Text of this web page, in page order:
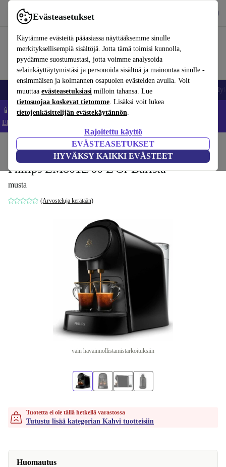
Evästeasetukset
Käytämme evästeitä pääasiassa näyttääksemme sinulle
merkityksellisempiä sisältöjä. Jotta tämä toimisi kunnolla,
pyydämme suostumustasi, jotta voimme analysoida
selainkäyttäytymistäsi ja personoida sisältöä ja mainontaa sinulle -
ensimmäisen ja kolmannen osapuolen evästeiden avulla. Voit
muuttaa evästeasetuksiasi milloin tahansa. Lue
tietosuojaa koskevat tietomme. Lisäksi voit lukea
tietojenkäsittelijän evästekäytännön.
Rajoitettu käyttö
EVÄSTEASETUKSET
HYVÄKSY KAIKKI EVÄSTEET
Käytä refurbed-palvelua nopeasti ja helposti
Matkapuhelimet ja älypuhelimet Kannettavat tietokoneet
📱 Säästä 5 % LISÄÄ iPhoneista – Koodi: IPHONEDEAL –
Ehdot ja säännöt
Juomat Kahvi
Philips LM8012/60 L'Or Barista
musta
(Arvosteluja kerätään)
vain havainnollistamistarkoituksiin
Tuotetta ei ole tällä hetkellä varastossa
Tutustu lisää kategorian Kahvi tuotteisiin
Huomautus